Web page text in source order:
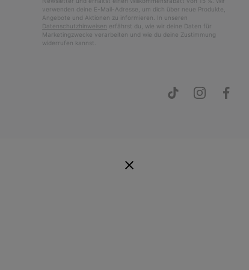
verwenden deine E-Mail-Adresse, um dich über neue Produkte,
Angebote und Aktionen zu informieren. In unseren
Datenschutzhinweisen erfährst du, wie wir deine Daten für
Marketingzwecke verarbeiten und wie du deine Zustimmung
widerrufen kannst.